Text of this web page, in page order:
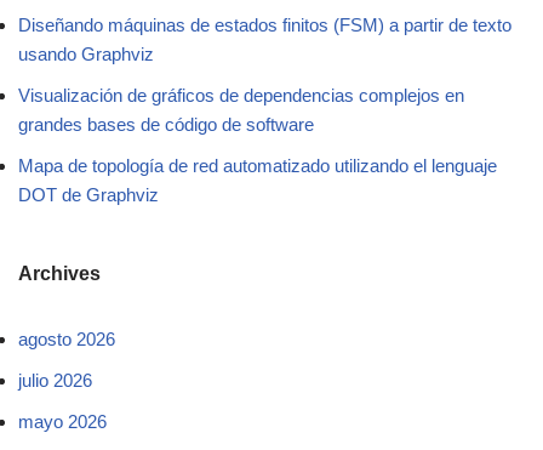
Diseñando máquinas de estados finitos (FSM) a partir de texto
usando Graphviz
Visualización de gráficos de dependencias complejos en
grandes bases de código de software
Mapa de topología de red automatizado utilizando el lenguaje
DOT de Graphviz
Archives
agosto 2026
julio 2026
mayo 2026